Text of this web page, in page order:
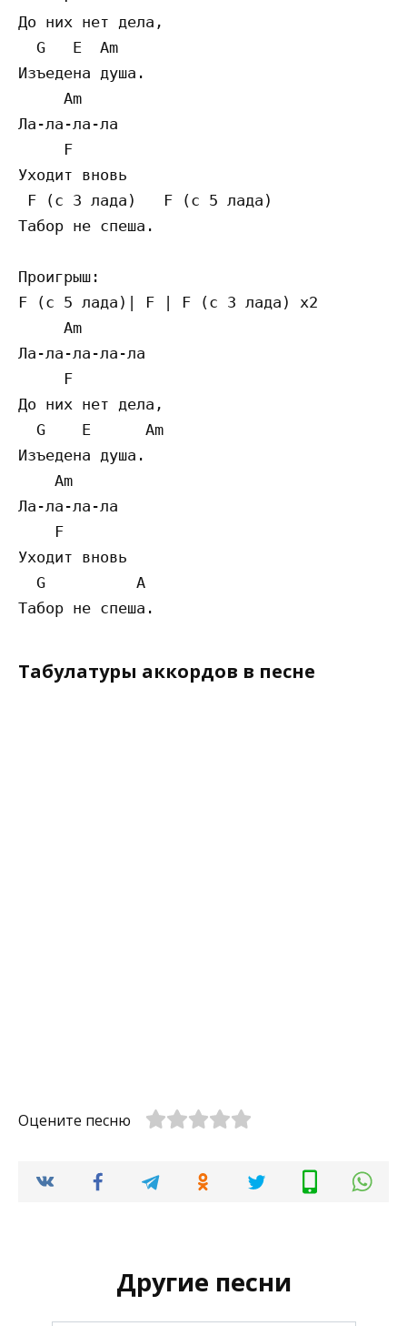
До них нет дела,
  G   E  Am
Изъедена душа.
     Am
Ла-ла-ла-ла
     F
Уходит вновь
F (с 3 лада)   F (с 5 лада)
Табор не спеша.
Проигрыш:
F (с 5 лада)| F | F (с 3 лада) x2
     Am
Ла-ла-ла-ла-ла
     F
До них нет дела,
  G    E      Am
Изъедена душа.
    Am
Ла-ла-ла-ла
    F
Уходит вновь
  G          A
Табулатуры аккордов в песне
Оцените песню
Другие песни